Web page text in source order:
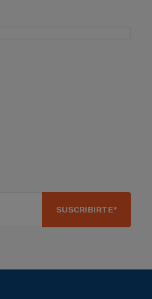
SUSCRIBIRTE*